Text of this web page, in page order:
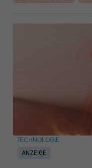
ANZEIGE
TECHNOLOGIE